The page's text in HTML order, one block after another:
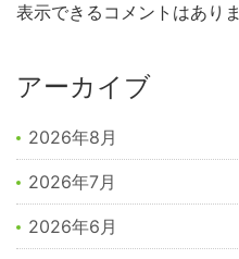
表示できるコメントはありま
アーカイブ
2026年8月
2026年7月
2026年6月